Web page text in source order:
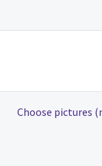
Choose pictures